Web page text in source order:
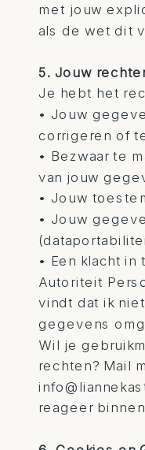
met jouw
als de wet dit
5. Jouw
Je hebt het
• Jouw
corrigeren of
• Bezwaar te
van jouw
• Jouw
• Jouw
• Een klacht
Autoriteit
vindt dat ik
gegevens
Wil je
rechten? Mail
reageer